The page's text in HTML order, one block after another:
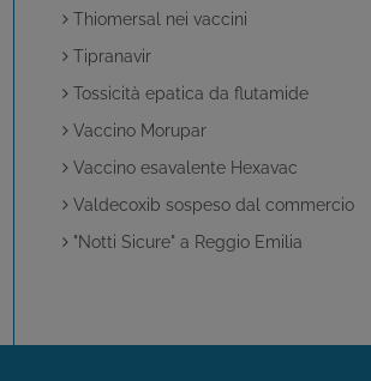
Thiomersal nei vaccini
Tipranavir
Tossicità epatica da flutamide
Vaccino Morupar
Vaccino esavalente Hexavac
Valdecoxib sospeso dal commercio
"Notti Sicure" a Reggio Emilia